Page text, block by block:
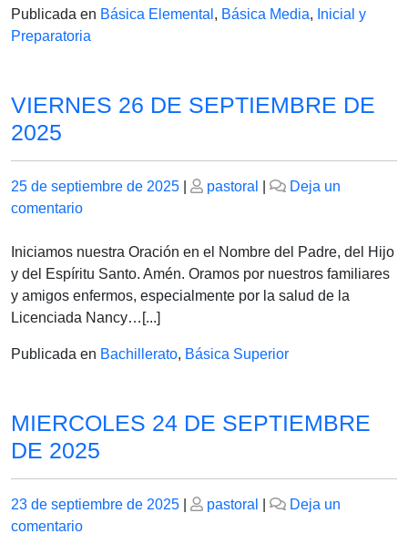
Publicada en Básica Elemental , Básica Media, Inicial y
Preparatoria
VIERNES 26 DE SEPTIEMBRE DE
2025
Publicado
el
25 de septiembre de 2025
Publicado
pastoral
Deja un
comentarioen
26
DE
SEPTIEMBRE
DE
Iniciamos nuestra Oración en el Nombre del Padre, del Hijo
y del Espíritu Santo. Amén. Oramos por nuestros familiares
y amigos enfermos, especialmente por la salud de la
Licenciada Nancy…[...]
Publicada en Bachillerato, Básica Superior
MIERCOLES 24 DE SEPTIEMBRE
DE 2025
Publicado
el
23 de septiembre de 2025
Publicado
pastoral
Deja un
comentarioen